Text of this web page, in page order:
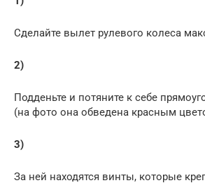
Сделайте вылет рулевого колеса
2)
Подденьте и потяните к себе
(на фото она обведена красным
3)
За ней находятся винты, которые